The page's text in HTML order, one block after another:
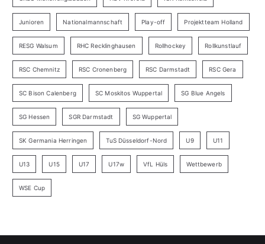
Junioren Nationalmannschaft Play-off Projektteam Holland
RESG Walsum RHC Recklinghausen Rollhockey Rollkunstlauf
RSC Chemnitz RSC Cronenberg RSC Darmstadt RSC Gera
SC Bison Calenberg SC Moskitos Wuppertal SG Blue Angels
SG Hessen SGR Darmstadt SG Wuppertal
SK Germania Herringen TuS Düsseldorf-Nord U9 U11
U13 U15 U17 U17w VfL Hüls Wettbewerb
WSE Cup